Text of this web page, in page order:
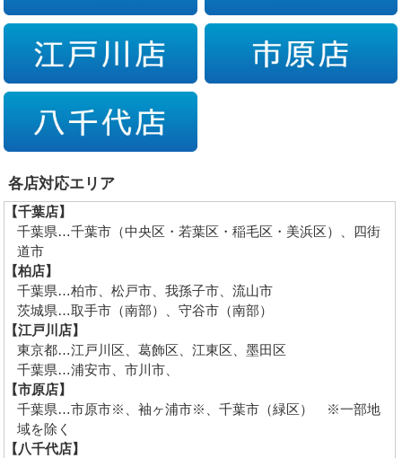
各店対応エリア
【千葉店】
千葉県…千葉市（中央区・若葉区・稲毛区・美浜区）、四街
道市
【柏店】
千葉県…柏市、松戸市、我孫子市、流山市
茨城県…取手市（南部）、守谷市（南部）
【江戸川店】
東京都…江戸川区、葛飾区、江東区、墨田区
千葉県…浦安市、市川市、
【市原店】
千葉県…市原市※、袖ヶ浦市※、千葉市（緑区） ※一部地
域を除く
【八千代店】